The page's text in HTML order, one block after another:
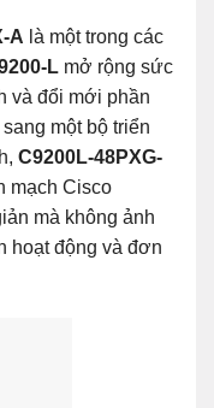
A là một trong các
L mở rộng sức
và đổi mới phần
một bộ triển
C9200L-48PXG-
mạch Cisco
mà không ảnh
hoạt động và đơn